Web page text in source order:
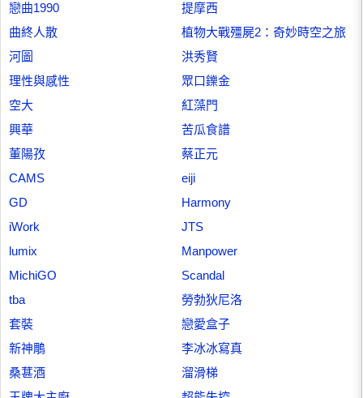
戀曲1990
提摩西
曲終人散
植物大戰殭屍2：奇妙時空之旅
河圖
洪秀賢
理性與感性
眾口鑠金
空大
紅藻門
興華
苦瓜食譜
董陽孜
蔡正元
CAMS
eiji
GD
Harmony
iWork
JTS
lumix
Manpower
MichiGO
Scandal
tba
勞勃狄尼洛
套裝
戀愛盒子
新神鵰
李冰冰寫真
桑葚酒
溜滑梯